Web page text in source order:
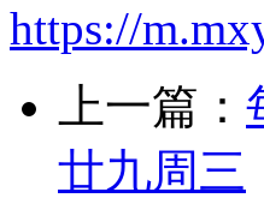
https://
上一篇：
廿九周三